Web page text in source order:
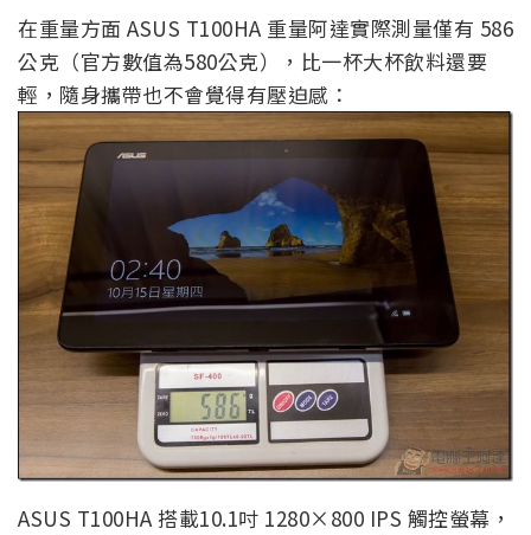
在重量方面 ASUS T100HA 重量阿達實際測量僅有 586
公克（官方數值為580公克），比一杯大杯飲料還要
輕，隨身攜帶也不會覺得有壓迫感：
ASUS T100HA 搭載10.1吋 1280×800 IPS 觸控螢幕，